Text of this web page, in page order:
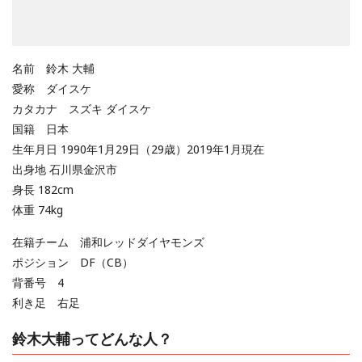
名前 鈴木 大輔
愛称 ダイスケ
カタカナ スズキ ダイスケ
国籍 日本
生年月日 1990年1月29日（29歳）2019年1月現在
出身地 石川県金沢市
身長 182cm
体重 74kg
在籍チーム 浦和レッドダイヤモンズ
ポジション DF（CB）
背番号 4
利き足 右足
鈴木大輔ってどんな人？